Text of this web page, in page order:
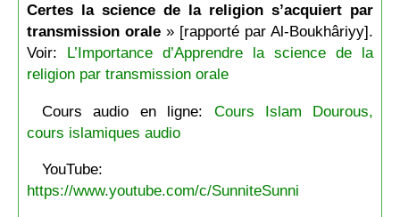
Certes la science de la religion s’acquiert par
transmission orale» [rapporté par Al-Boukhâriyy].
Voir: L’Importance d’Apprendre la science de la
religion par transmission orale
Cours audio en ligne: Cours Islam Dourous,
cours islamiques audio
YouTube:
https://www.youtube.com/c/SunniteSunni